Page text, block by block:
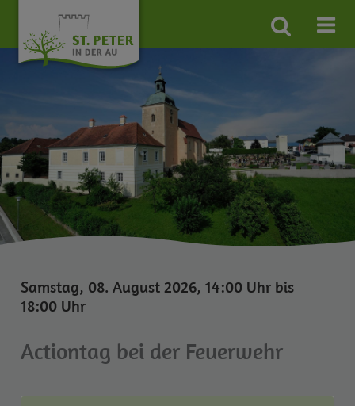
Site
search
Samstag, 08. August 2026, 14:00 Uhr bis
18:00 Uhr
Actiontag bei der Feuerwehr